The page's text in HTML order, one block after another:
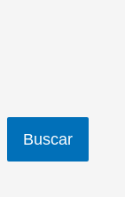
Buscar